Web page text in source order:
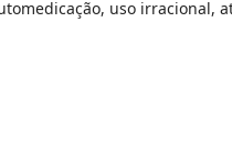
uso irracional,